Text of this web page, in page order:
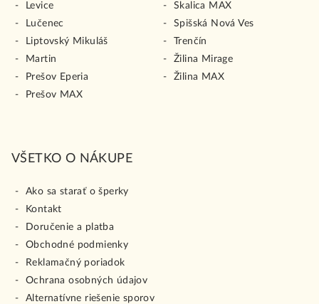
Levice
Lučenec
Liptovský Mikuláš
Martin
Prešov Eperia
Prešov MAX
Skalica MAX
Spišská Nová Ves
Trenčín
Žilina Mirage
Žilina MAX
VŠETKO O NÁKUPE
Ako sa starať o šperky
Kontakt
Doručenie a platba
Obchodné podmienky
Reklamačný poriadok
Ochrana osobných údajov
Alternatívne riešenie sporov